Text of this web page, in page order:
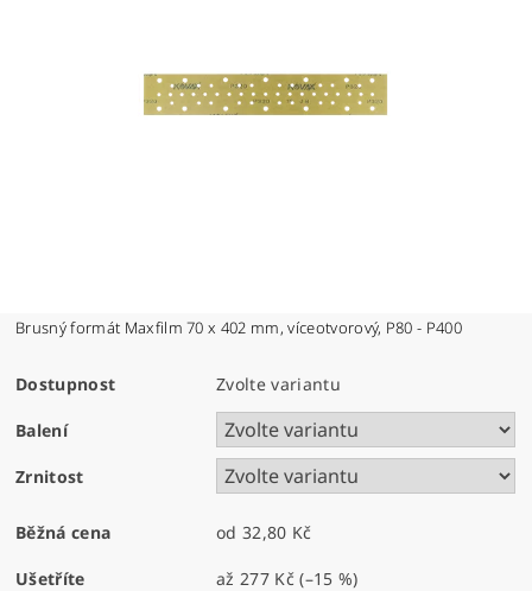
Brusný formát Maxfilm 70 x 402 mm, víceotvorový, P80 - P400
Dostupnost Zvolte variantu
Balení
Zrnitost
Běžná cena od 32,80 Kč
Ušetříte až 277 Kč(–15 %)